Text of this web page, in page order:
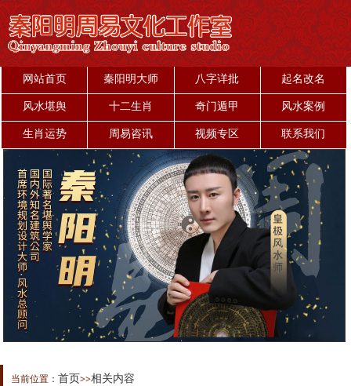
网站首页 秦阳明大师 八字详批
起名改名
风水堪舆
十二生肖 奇门遁甲
风水案例
生肖运势
周易咨讯 视频专区 联系我们
当前位置： 首页>>相关内容